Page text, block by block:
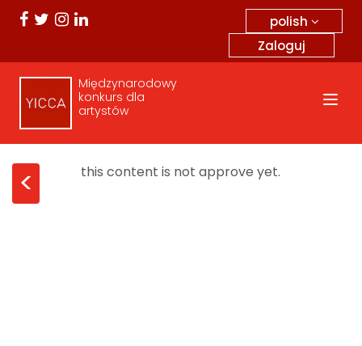
polish
Zaloguj
Międzynarodowy
konkurs dla
artystów
< this content is not approve yet.